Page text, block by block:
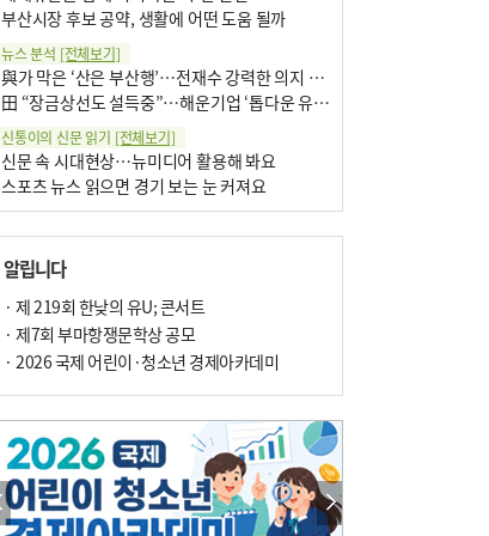
부산시장 후보 공약, 생활에 어떤 도움 될까
뉴스 분석 [전체보기]
與가 막은 ‘산은 부산행’…전재수 강력한 의지 표명 없인 공염불
田 “장금상선도 설득중”…해운기업 ‘톱다운 유치전’ 가속
신통이의 신문 읽기 [전체보기]
신문 속 시대현상…뉴미디어 활용해 봐요
스포츠 뉴스 읽으면 경기 보는 눈 커져요
구·군 승진 축하화분 관행 없애자니 소상공인 울상
팩트체크[전체보기]
의령 한우산 털중나리
한 손 뉴스[전체보기]
시민이 개발한 폭염 대응 앱 ‘그늘로’ 길안내 지도 등 인기
골목 맛집 발굴 고메 셀렉션…부산시, 페스티벌 시월 연계
알립니다
· 제 219회 한낮의 유U; 콘서트
· 제7회 부마항쟁문학상 공모
· 2026 국제 어린이·청소년 경제아카데미